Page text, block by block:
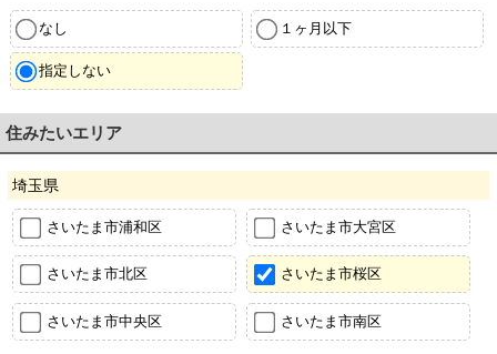
なし １ヶ月以下
指定しない
住みたいエリア
埼玉県
さいたま市浦和区 さいたま市大宮区
さいたま市北区 さいたま市桜区
さいたま市中央区 さいたま市南区